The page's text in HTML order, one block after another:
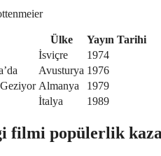
Ülke
Yayın Tarihi
İsviçre
1974
Avusturya 1976
Almanya
1979
İtalya 1989
filmi popülerlik